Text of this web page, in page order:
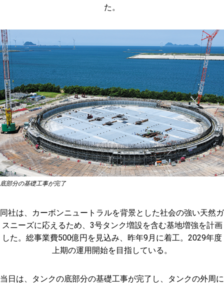
た。
底部分の基礎工事が完了
同社は、カーボンニュートラルを背景とした社会の強い天然ガ
スニーズに応えるため、3号タンク増設を含む基地増強を計画
した。総事業費500億円を見込み、昨年9月に着工。2029年度
上期の運用開始を目指している。
当日は、タンクの底部分の基礎工事が完了し、タンクの外周に